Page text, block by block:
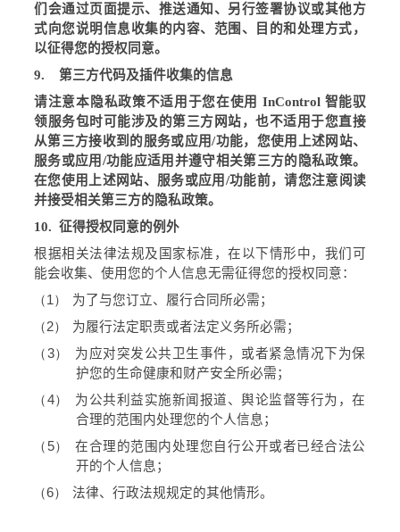
们会通过页面提示、推送通知、另行签署协议或其他方
式向您说明信息收集的内容、范围、目的和处理方式，
以征得您的授权同意。
9.
第三方代码及插件收集的信息
请注意本隐私政策不适用于您在使用 InControl 智能驭
领服务包时可能涉及的第三方网站，也不适用于您直接
从第三方接收到的服务或应用/功能，您使用上述网站、
服务或应用 /功能应适用并遵守相关第三方的隐私政策。
在您使用上述网站、服务或应用 /功能前，请您注意阅读
并接受相关第三方的隐私政策。
10. 征得授权同意的例外
根据相关法律法规及国家标准，在以下情形中，我们可
能会收集、使用您的个人信息无需征得您的授权同意：
（1）
为了与您订立、履行合同所必需；
（2）
为履行法定职责或者法定义务所必需；
（3）
为应对突发公共卫生事件，或者紧急情况下为保
护您的生命健康和财产安全所必需；
（4）
为公共利益实施新闻报道、舆论监督等行为，在
合理的范围内处理您的个人信息；
（5）
在合理的范围内处理您自行公开或者已经合法公
开的个人信息；
（6）
法律、行政法规规定的其他情形。